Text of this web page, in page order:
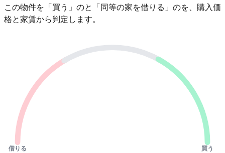
この物件を「買う」のと「同等の家を借りる」のを、購入価
格と家賃から判定します。
借りる 買う